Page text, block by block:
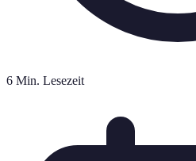
6 Min. Lesezeit